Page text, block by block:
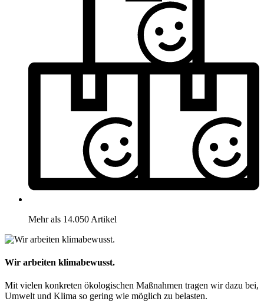
Mehr als 14.050 Artikel
Wir arbeiten klimabewusst.
Mit vielen konkreten ökologischen Maßnahmen tragen wir dazu bei,
Umwelt und Klima so gering wie möglich zu belasten.